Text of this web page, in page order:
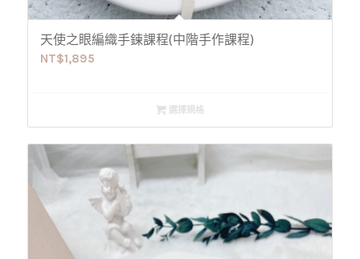
天使之眼編織手鍊課程(中階手作課程)
NT$1,895
選擇規格